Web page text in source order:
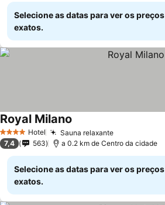
Selecione as datas para ver os preços
exatos.
4 EstrelasHotel Sauna relaxante
Royal Milano
7,4 563 a 0.2 km de Centro da cidade
Selecione as datas para ver os preços
exatos.